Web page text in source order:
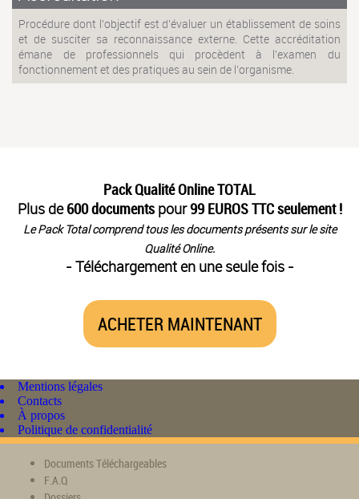
Procédure dont l'objectif est d'évaluer un établissement de soins
et de susciter sa reconnaissance externe. Cette accréditation
émane de professionnels qui procèdent à l'examen du
fonctionnement et des pratiques au sein de l’organisme.
Pack Qualité Online TOTAL
Plus de600 documentspour99 EUROS TTC seulement !
Le Pack Total comprend tous les documents présents sur le site
Qualité Online.
- Téléchargement en une seule fois -
ACHETER MAINTENANT
Mentions légales
Contacts
À propos
Politique de confidentialité
Documents Téléchargeables
F.A.Q